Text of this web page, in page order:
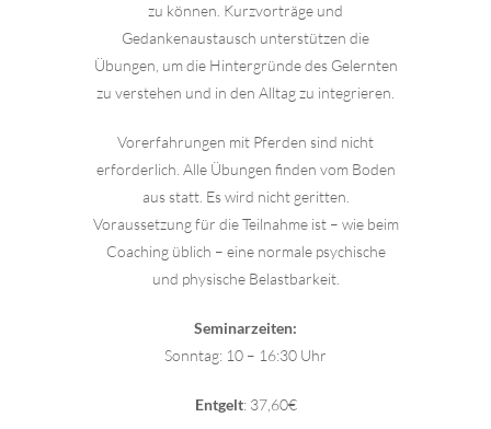
zu können. Kurzvorträge und
Gedankenaustausch unterstützen die
Übungen, um die Hintergründe des Gelernten
zu verstehen und in den Alltag zu integrieren.
Vorerfahrungen mit Pferden sind nicht
erforderlich. Alle Übungen finden vom Boden
aus statt. Es wird nicht geritten.
Voraussetzung für die Teilnahme ist – wie beim
Coaching üblich – eine normale psychische
und physische Belastbarkeit.
Seminarzeiten:
Sonntag: 10 – 16:30 Uhr
Entgelt: 37,60€